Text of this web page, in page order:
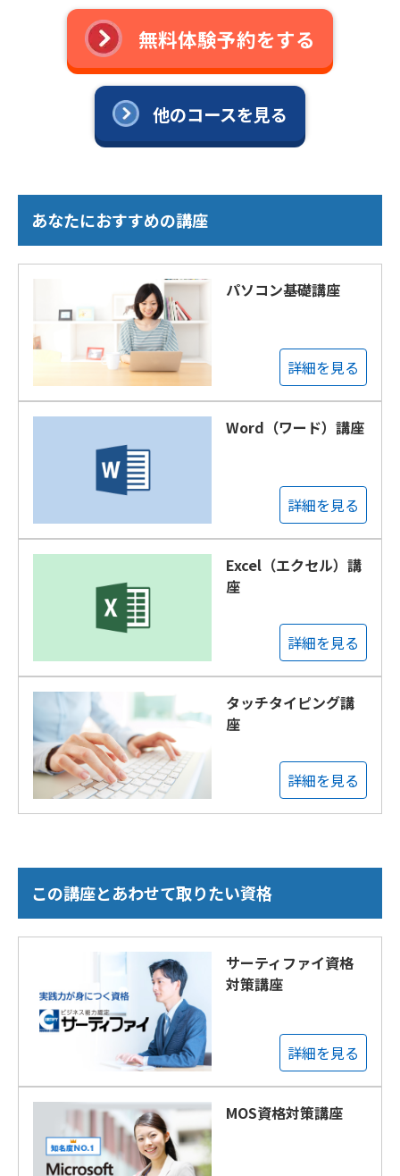
無料体験予約をする
他のコースを見る
あなたにおすすめの講座
パソコン基礎講座
詳細を見る
Word（ワード）講座
詳細を見る
Excel（エクセル）講
座
詳細を見る
タッチタイピング講
座
詳細を見る
この講座とあわせて取りたい資格
サーティファイ資格
対策講座
詳細を見る
MOS資格対策講座